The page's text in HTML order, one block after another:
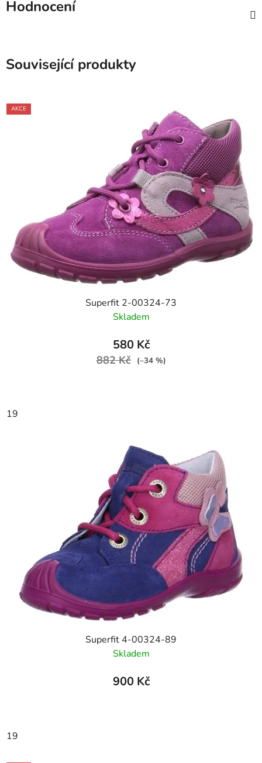
Hodnocení
Související produkty
AKCE
Superfit 2-00324-73
Skladem
580 Kč
882 Kč (–34 %)
19
Superfit 4-00324-89
Skladem
900 Kč
19